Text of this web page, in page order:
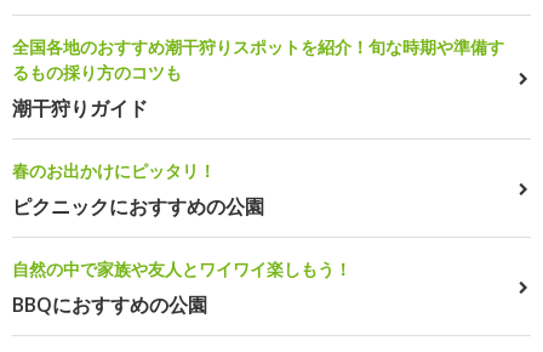
全国各地のおすすめ潮干狩りスポットを紹介！旬な時期や準備す
るもの採り方のコツも
潮干狩りガイド
春のお出かけにピッタリ！
ピクニックにおすすめの公園
自然の中で家族や友人とワイワイ楽しもう！
BBQにおすすめの公園